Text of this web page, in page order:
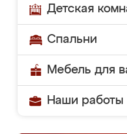
Детская
Спальни
Мебель для
Наши работы